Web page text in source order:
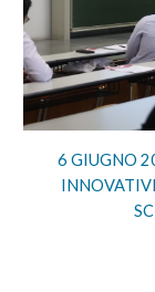
6 GIUGNO